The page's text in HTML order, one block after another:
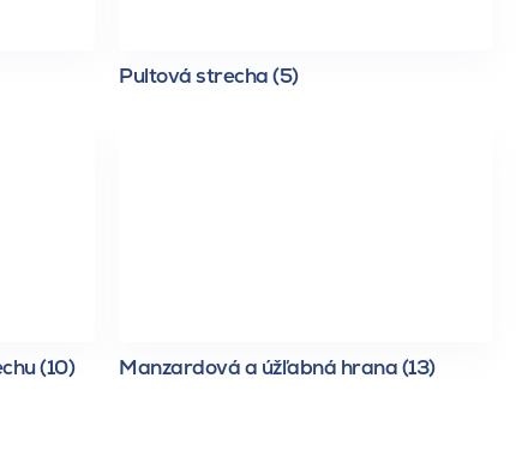
Pultová strecha (5)
(10) Manzardová a úžľabná hrana (13)